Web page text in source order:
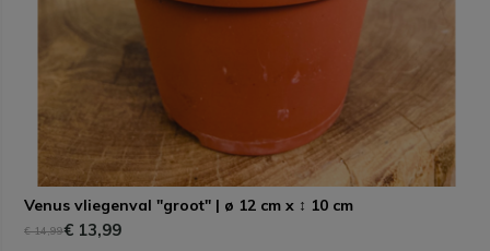
Venus vliegenval "groot" | ø 12 cm x ↕ 10 cm
€ 14,99€ 13,99